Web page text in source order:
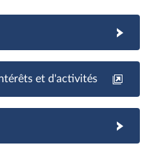
et d'activités